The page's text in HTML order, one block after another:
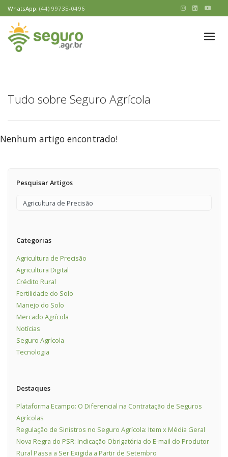
WhatsApp: (44) 99735-0496
Tudo sobre Seguro Agrícola
Nenhum artigo encontrado!
Pesquisar Artigos
Categorias
Agricultura de Precisão
Agricultura Digital
Crédito Rural
Fertilidade do Solo
Manejo do Solo
Mercado Agrícola
Notícias
Seguro Agrícola
Tecnologia
Destaques
Plataforma Ecampo: O Diferencial na Contratação de Seguros
Agrícolas
Regulação de Sinistros no Seguro Agrícola: Item x Média Geral
Nova Regra do PSR: Indicação Obrigatória do E-mail do Produtor
Rural Passa a Ser Exigida a Partir de Setembro